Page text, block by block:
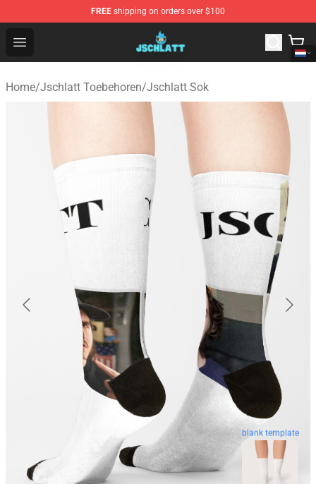
FREE shipping on orders over $100
Open menu
Jschlatt Store - Official Jschlatt Merchandise Shop
Home/Jschlatt Toebehoren/Jschlatt Sok
blank template